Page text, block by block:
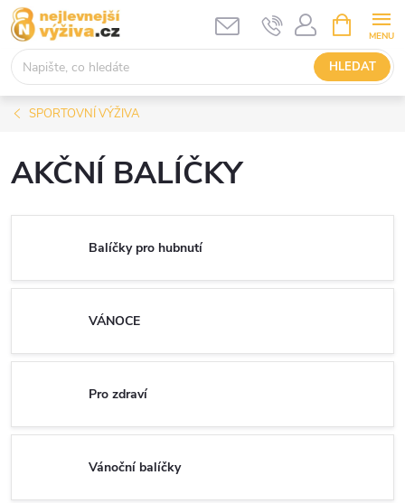
Přejít
na
obsah
HLEDAT
NÁKUPNÍ
KOŠÍK
SPORTOVNÍ VÝŽIVA
AKČNÍ BALÍČKY
Balíčky pro hubnutí
VÁNOCE
Pro zdraví
Vánoční balíčky